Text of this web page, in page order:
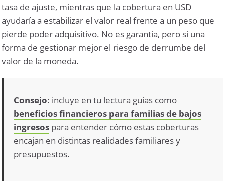
tasa de ajuste, mientras que la cobertura en USD
ayudaría a estabilizar el valor real frente a un peso que
pierde poder adquisitivo. No es garantía, pero sí una
forma de gestionar mejor el riesgo de derrumbe del
valor de la moneda.
Consejo: incluye en tu lectura guías como
beneficios financieros para familias de bajos
ingresos para entender cómo estas coberturas
encajan en distintas realidades familiares y
presupuestos.